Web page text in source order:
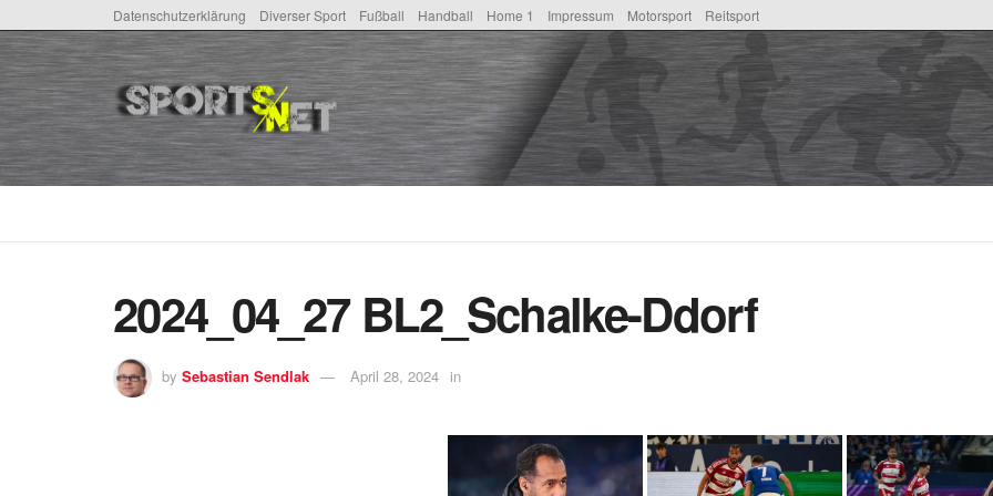
Datenschutzerklärung Diverser Sport Fußball Handball Home 1 Impressum Motorsport Reitsport
2024_04_27 BL2_Schalke-Ddorf
by Sebastian Sendlak April 28, 2024 in